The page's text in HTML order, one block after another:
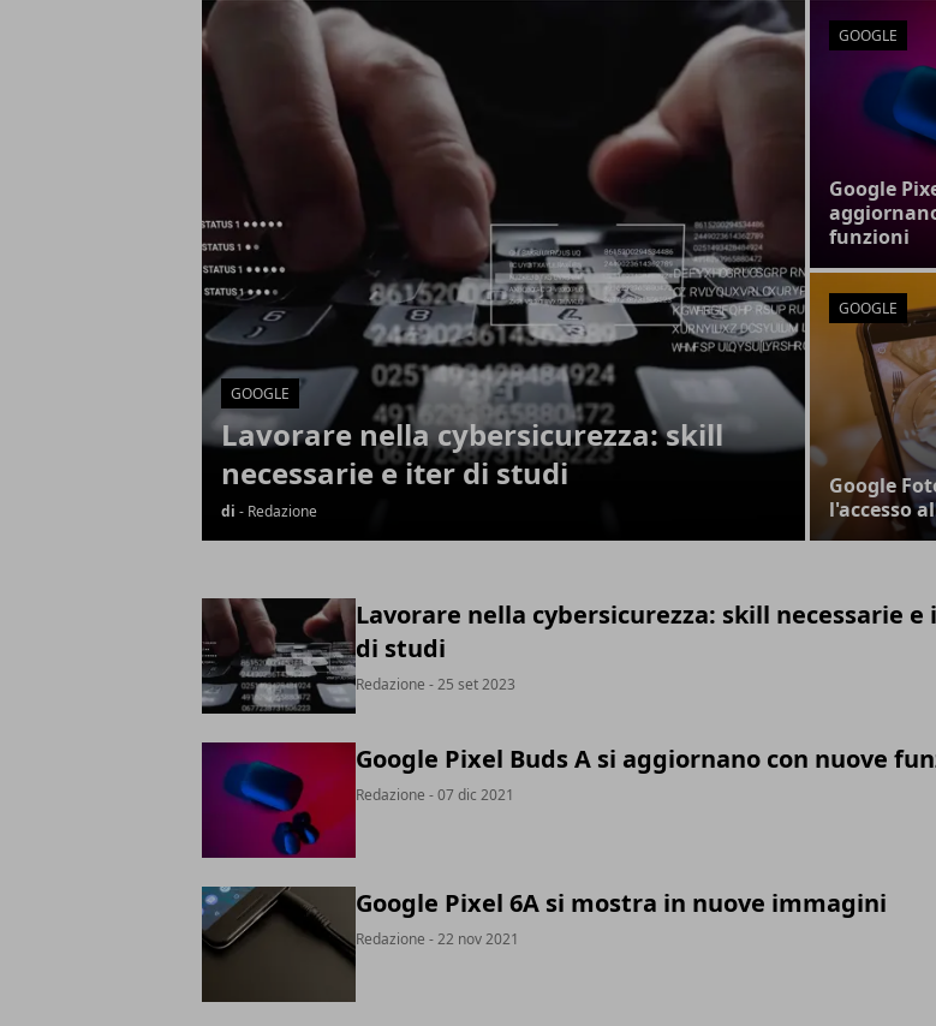
Articoli in Evidenza
GOOGLE
Lavorare nella cybersicurezza: skill
necessarie e iter di studi
di - Redazione
GOOGLE
Google
funzioni
GOOGLE
Google
l'accesso
Lavorare nella cybersicurezza: skill necessarie e
di studi
Redazione - 25 set 2023
Google Pixel Buds A si aggiornano con nuove
Redazione - 07 dic 2021
Google Pixel 6A si mostra in nuove immagini
Redazione - 22 nov 2021